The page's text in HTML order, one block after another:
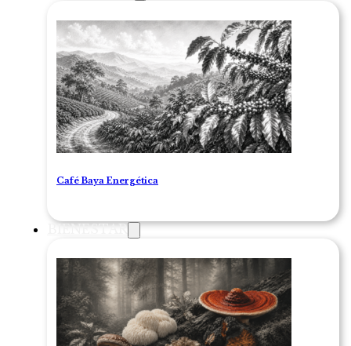
Café Baya Energética
BIENESTAR